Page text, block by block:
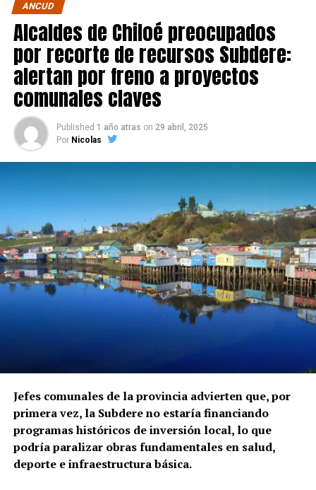
ANCUD
Alcaldes de Chiloé preocupados
por recorte de recursos Subdere:
alertan por freno a proyectos
comunales claves
Published 1 año atras on 29 abril, 2025
Por Nicolas
Jefes comunales de la provincia advierten que, por
primera vez, la Subdere no estaría financiando
programas históricos de inversión local, lo que
podría paralizar obras fundamentales en salud,
deporte e infraestructura básica.